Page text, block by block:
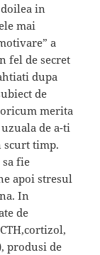
in
mai
a
fel de secret
dupa
de
merita
uzuala de a-ti
scurt timp.
fie
apoi stresul
In
de
produsi de